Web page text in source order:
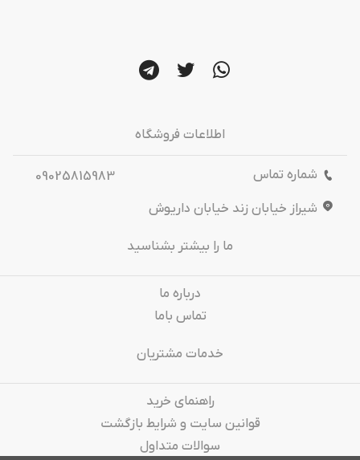
اطلاعات فروشگاه
شماره تماس
09025815983
شیراز خیابان زند خیابان داریوش
ما را بیشتر بشناسید
درباره‌ ما
تماس باما
خدمات مشتریان
راهنمای خرید
قوانین سایت و شرایط بازگشت
سوالات متداول